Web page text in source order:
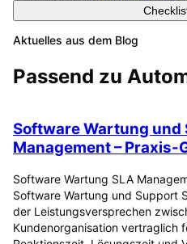
Aktuelles aus dem Blog
Passend zu
Software Wartung und
Management – Praxis-
Software Wartung SLA
Software Wartung und Support
der Leistungsversprechen
Kundenorganisation vertraglich